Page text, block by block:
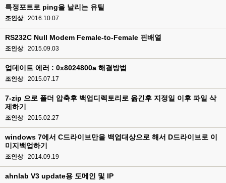
특정포트로 ping을 날리는 유틸
조인상 2016.10.07
RS232C Null Modem Female-to-Female 핀배열
조인상 2015.09.03
업데이트 에러 : 0x8024800a 해결방법
조인상 2015.07.17
7-zip 으로 폴더 압축후 백업디렉토리로 옮긴후 지정일 이후 파일 삭
제하기
조인상 2015.02.27
windows 7에서 C드라이브만을 백업대상으로 해서 D드라이브로 이
미지백업하기
조인상 2014.09.19
ahnlab V3 update용 도메인 및 IP